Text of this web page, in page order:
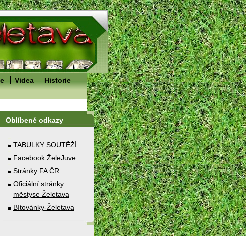
Videa
Historie
Oblíbené odkazy
TABULKY SOUTĚŽÍ
Facebook ŽeleJuve
Stránky FA ČR
Oficiální stránky
městyse Želetava
Bítovánky-Želetava